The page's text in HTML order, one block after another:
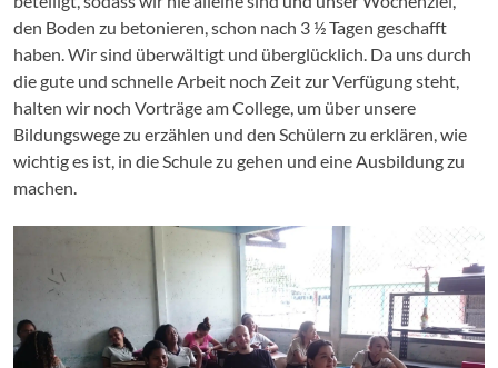
den Boden zu betonieren, schon nach 3 ½ Tagen geschafft
haben. Wir sind überwältigt und überglücklich. Da uns durch
die gute und schnelle Arbeit noch Zeit zur Verfügung steht,
halten wir noch Vorträge am College, um über unsere
Bildungswege zu erzählen und den Schülern zu erklären, wie
wichtig es ist, in die Schule zu gehen und eine Ausbildung zu
machen.